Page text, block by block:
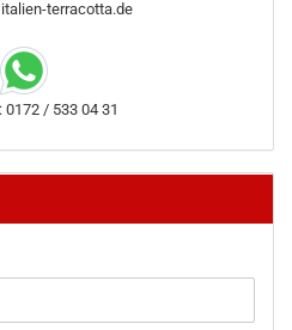
terracotta.de
0172 / 533 04 31